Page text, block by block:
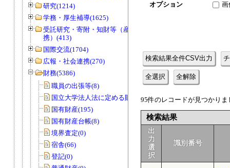
研究(1214)
学務・厚生補導(1625)
受託研究・寄附・知財等（産官学連
携）(413)
国際交流(1704)
広報・社会連携(270)
財務(5386)
職員の出張等(8)
国立大学法人法に定める財務諸表等(3)
国有財産(195)
国有財産台帳(8)
境界査定(0)
宿舎(66)
登記(0)
オプション
画
検索結果全件CSV出力
全選択 全解除
95件のレコードが見つかり
検索結果
出
力
選
択
識別番号